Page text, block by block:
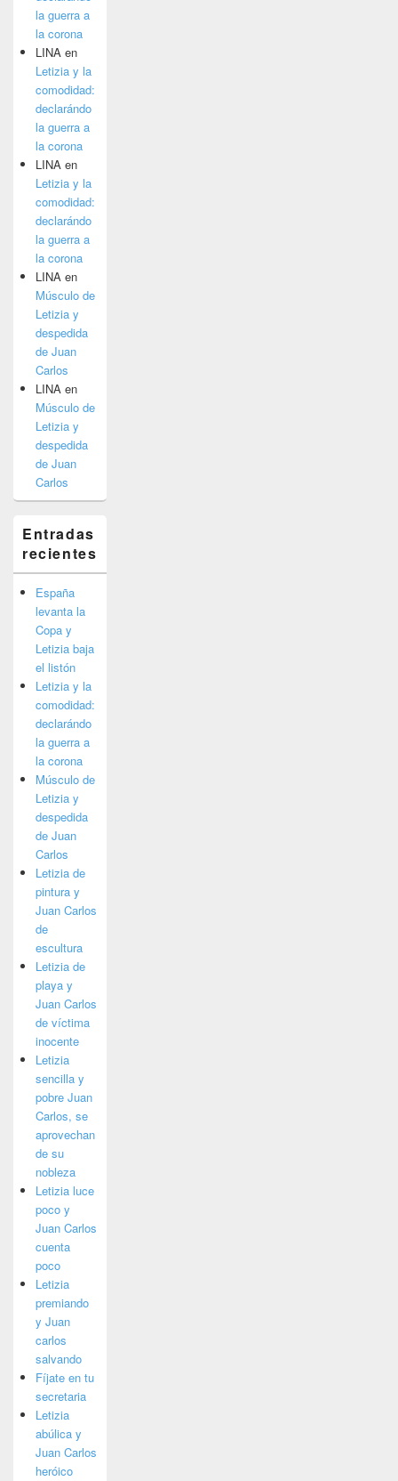
la guerra a
la corona
LINA en
Letizia y la
comodidad:
declarándo
la guerra a
la corona
LINA en
Letizia y la
comodidad:
declarándo
la guerra a
la corona
LINA en
Músculo de
Letizia y
despedida
de Juan
Carlos
LINA en
Músculo de
Letizia y
despedida
de Juan
Carlos
Entradas
recientes
España
levanta la
Copa y
Letizia baja
el listón
Letizia y la
comodidad:
declarándo
la guerra a
la corona
Músculo de
Letizia y
despedida
de Juan
Carlos
Letizia de
pintura y
Juan Carlos
de
escultura
Letizia de
playa y
Juan Carlos
de víctima
inocente
Letizia
sencilla y
pobre Juan
Carlos, se
aprovechan
de su
nobleza
Letizia luce
poco y
Juan Carlos
cuenta
poco
Letizia
premiando
y Juan
carlos
salvando
Fíjate en tu
secretaria
Letizia
abúlica y
Juan Carlos
heróico